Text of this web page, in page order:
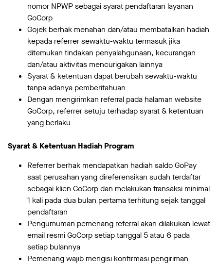
nomor NPWP sebagai syarat pendaftaran layanan
GoCorp
Gojek berhak menahan dan/atau membatalkan hadiah
kepada referrer sewaktu-waktu termasuk jika
ditemukan tindakan penyalahgunaan, kecurangan
dan/atau aktivitas mencurigakan lainnya
Syarat & ketentuan dapat berubah sewaktu-waktu
tanpa adanya pemberitahuan
Dengan mengirimkan referral pada halaman website
GoCorp, referrer setuju terhadap syarat & ketentuan
yang berlaku
Syarat & Ketentuan Hadiah Program
Referrer berhak mendapatkan hadiah saldo GoPay
saat perusahan yang direferensikan sudah terdaftar
sebagai klien GoCorp dan melakukan transaksi minimal
1 kali pada dua bulan pertama terhitung sejak tanggal
pendaftaran
Pengumuman pemenang referral akan dilakukan lewat
email resmi GoCorp setiap tanggal 5 atau 6 pada
setiap bulannya
Pemenang wajib mengisi konfirmasi pengiriman